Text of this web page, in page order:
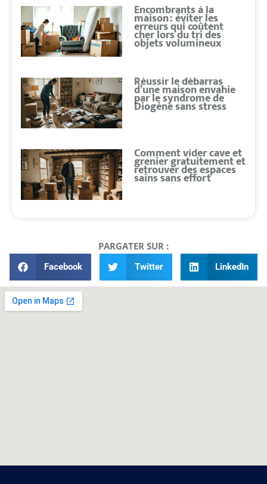
Encombrants à la
maison : éviter les
erreurs qui coûtent
cher lors du tri des
objets volumineux
Réussir le débarras
d’une maison envahie
par le syndrome de
Diogène sans stress
Comment vider cave et
grenier gratuitement et
retrouver des espaces
sains sans effort
PARGATER SUR :
Facebook Twitter LinkedIn